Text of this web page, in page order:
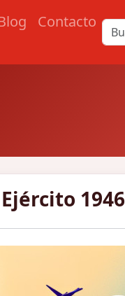
Contacto
1946